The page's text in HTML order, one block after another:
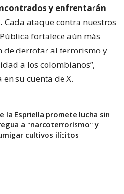
y enfrentarán
Cada ataque contra nuestros
fortalece aún más
de derrotar al terrorismo y
a los colombianos”,
su cuenta de X.
la Espriella promete lucha sin
a "narcoterrorismo" y
cultivos ilícitos